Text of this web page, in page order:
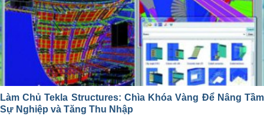
Làm Chủ Tekla Structures: Chìa Khóa Vàng Để Nâng Tầm
Sự Nghiệp và Tăng Thu Nhập